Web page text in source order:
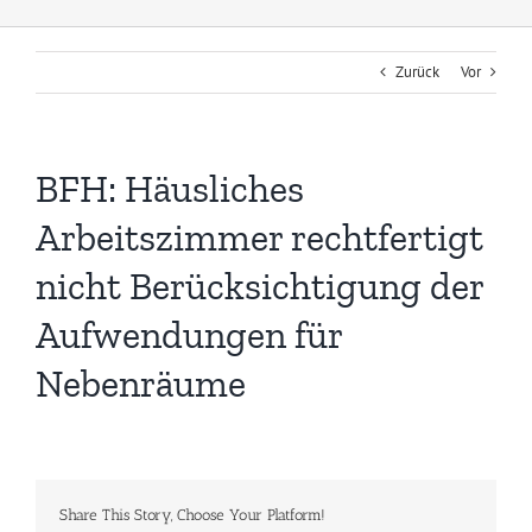
Zurück Vor
BFH: Häusliches
Arbeitszimmer rechtfertigt
nicht Berücksichtigung der
Aufwendungen für
Nebenräume
Share This Story, Choose Your Platform!